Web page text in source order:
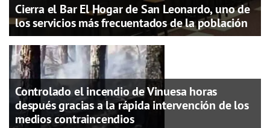
Cierra el Bar El Hogar de San Leonardo, uno de
los servicios más frecuentados de la población
Controlado el incendio de Vinuesa horas
después gracias a la rápida intervención de los
medios contraincendios